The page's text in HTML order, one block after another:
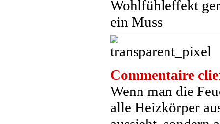
Wohlfühleffekt
ein Muss
Commentaire
Wenn man die
alle Heizkörper